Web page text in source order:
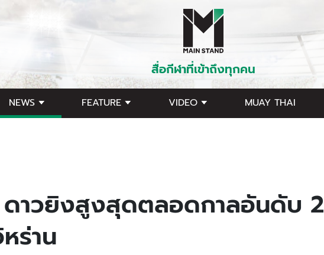
สื่อกีฬาที่เข้าถึงทุกคน
NEWS FEATURE VIDEO MUAY THAI
ดาวยิงสูงสุดตลอดกาลอันดับ 2
ร่าน